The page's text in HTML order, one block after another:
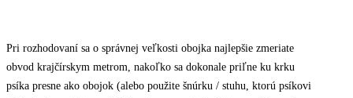
Pri rozhodovaní sa o správnej veľkosti obojka najlepšie zmeriate
obvod krajčírskym metrom, nakoľko sa dokonale priľne ku krku
psíka presne ako obojok (alebo použite šnúrku / stuhu, ktorú psíkovi